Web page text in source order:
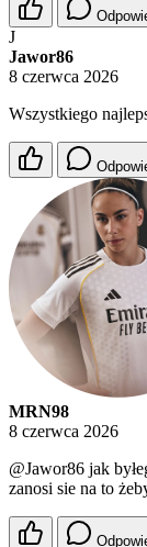
J
Jawor86
8 czerwca 2026
Wszystkiego
MRN98
8 czerwca 2026
@Jawor86 jak
zanosi sie na to